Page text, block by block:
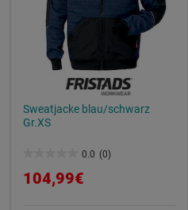
Sweatjacke blau/schwarz
Gr.XS
0.0 (0)
von
104,99€